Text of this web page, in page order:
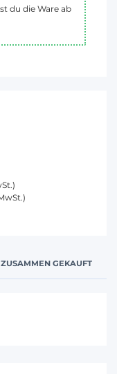
du die Ware ab
GEKAUFT